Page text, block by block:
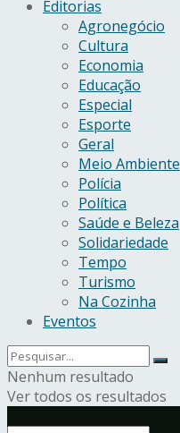
Editorias
Agronegócio
Cultura
Economia
Educação
Especial
Esporte
Geral
Meio Ambiente
Polícia
Política
Saúde e Beleza
Solidariedade
Tempo
Turismo
Na Cozinha
Eventos
Nenhum resultado
Ver todos os resultados